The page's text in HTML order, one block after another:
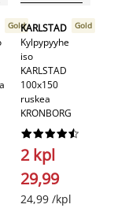
GoldKARLSTAD
Kylpypyyhe
iso
KARLSTAD
100x150
ruskea
KRONBORG
Gold






2 kpl
29,99
24,99 /kpl